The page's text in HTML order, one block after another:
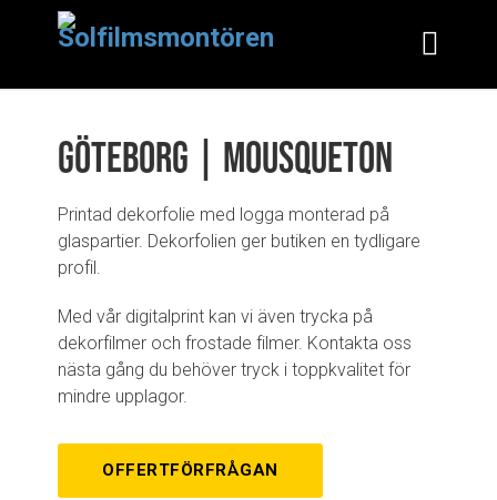
Göteborg | Mousqueton
Printad dekorfolie med logga monterad på
glaspartier. Dekorfolien ger butiken en tydligare
profil.
Med vår digitalprint kan vi även trycka på
dekorfilmer och frostade filmer. Kontakta oss
nästa gång du behöver tryck i toppkvalitet för
mindre upplagor.
OFFERTFÖRFRÅGAN